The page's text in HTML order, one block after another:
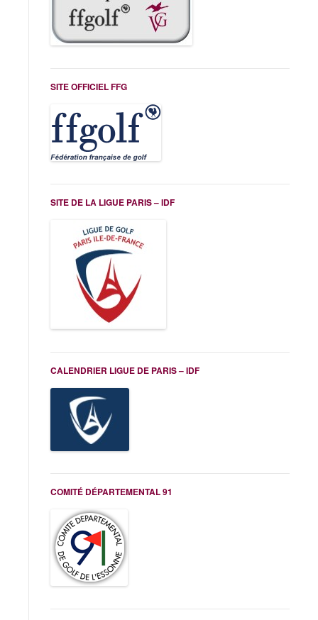
SITE OFFICIEL FFG
SITE DE LA LIGUE PARIS – IDF
CALENDRIER LIGUE DE PARIS – IDF
COMITÉ DÉPARTEMENTAL 91